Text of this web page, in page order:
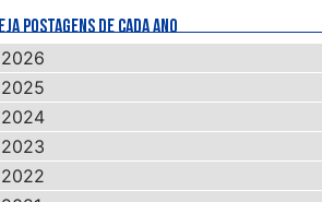
POSTAGENS DE CADA ANO
2026
2025
2024
2023
2022